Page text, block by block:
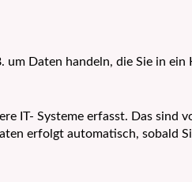
um Daten handeln, die Sie in
IT- Systeme erfasst. Das sind
erfolgt automatisch, sobald